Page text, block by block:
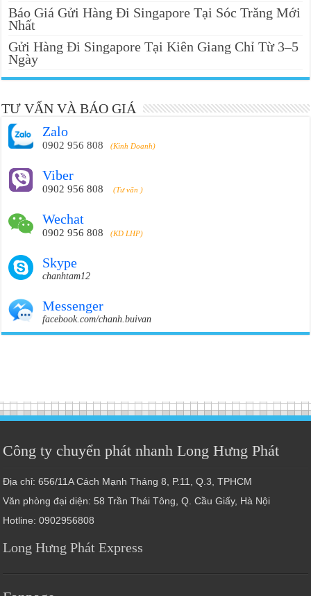
Báo Giá Gửi Hàng Đi Singapore Tại Sóc Trăng Mới
Nhất
Gửi Hàng Đi Singapore Tại Kiên Giang Chỉ Từ 3–5
Ngày
TƯ VẤN VÀ BÁO GIÁ
Zalo
0902 956 808 (Kinh Doanh)
Viber
0902 956 808 (Tư vấn )
Wechat
0902 956 808 (KD LHP)
Skype
chanhtam12
Messenger
facebook.com/chanh.buivan
Công ty chuyển phát nhanh Long Hưng Phát
Địa chỉ: 656/11A Cách Mạnh Tháng 8, P.11, Q.3, TPHCM
Văn phòng đại diện: 58 Trần Thái Tông, Q. Cầu Giấy, Hà Nội
Hotline: 0902956808
Long Hưng Phát Express